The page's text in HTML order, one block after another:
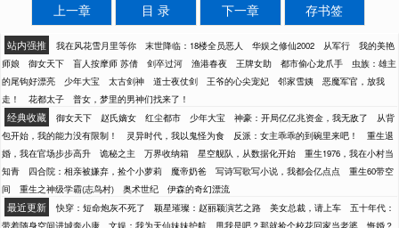
上一章 目 录 下一章 存书签
站内强推 我在风花雪月里等你 末世降临：18楼全员恶人 华娱之修仙2002 从军行
我的美艳
师娘
御女天下 盲人按摩师 苏倩 剑卒过河 渔港春夜 王牌女助 都市偷心龙爪手
虫族：雄主
的尾钩好漂亮
少年大宝 太古剑神 道士夜仗剑 王爷的心尖宠妃 邻家雪姨
恶魔军官，放我
走！
花都太子 普女，梦里的男神们找来了！
经典收藏 御女天下 赵氏嫡女 红尘都市 少年大宝 神豪：开局亿亿兆资金，我无敌了
从背
包开始，我的能力没有限制！
灵异时代，我以鬼怪为食 反派：女主乖乖的到碗里来吧！
重生退
婚，我在官场步步高升
诡秘之主 万界收纳箱 星空舰队，从数据化开始
重生1976，我在小村当
知青
四合院：相亲被嫌弃，捡个小萝莉 魔帝奶爸 写诗写歌写小说，我都会亿点点
重生60带空
间
重生之神级学霸(志鸟村) 奥术世纪 伊森的奇幻漂流
最近更新 快穿：短命炮灰不死了 颖星璀璨：赵丽颖演艺之路 美女总裁，请上车
五十年代：
带着随身空间进城奔小康
文娱：我为天仙妹妹护航 甩我是吧？那就捡个校花回家当老婆 悔婚？